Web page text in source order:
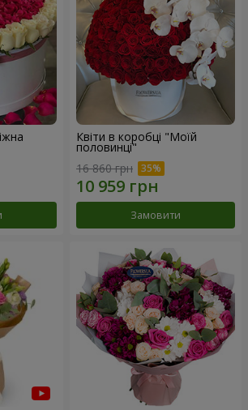
Квіти в коробці "Моїй
половинці"
16 860 грн
Замовити